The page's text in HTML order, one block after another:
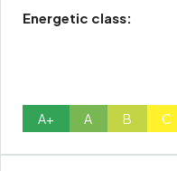
Energetic class:
A+ A B C